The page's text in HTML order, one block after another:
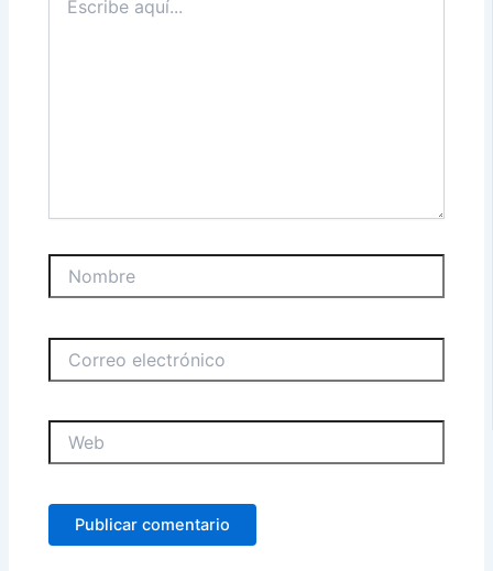
aquí...
electrónico